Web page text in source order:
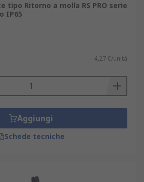
Ritorno a molla RS PRO serie
IP65
4,27 €/unità
Aggiungi
Schede tecniche